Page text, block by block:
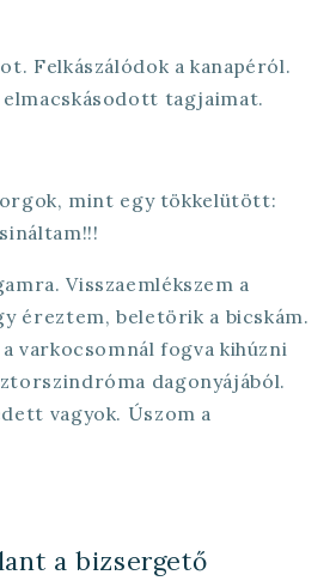
Felkászálódok a kanapéról.
tagjaimat.
mint egy tökkelütött:
Visszaemlékszem a
éreztem, beletörik a bicskám.
varkocsomnál fogva kihúzni
dagonyájából.
vagyok. Úszom a
a bizsergető